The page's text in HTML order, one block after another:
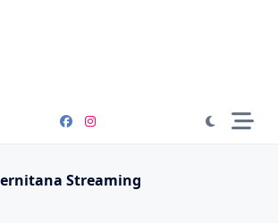
Streaming